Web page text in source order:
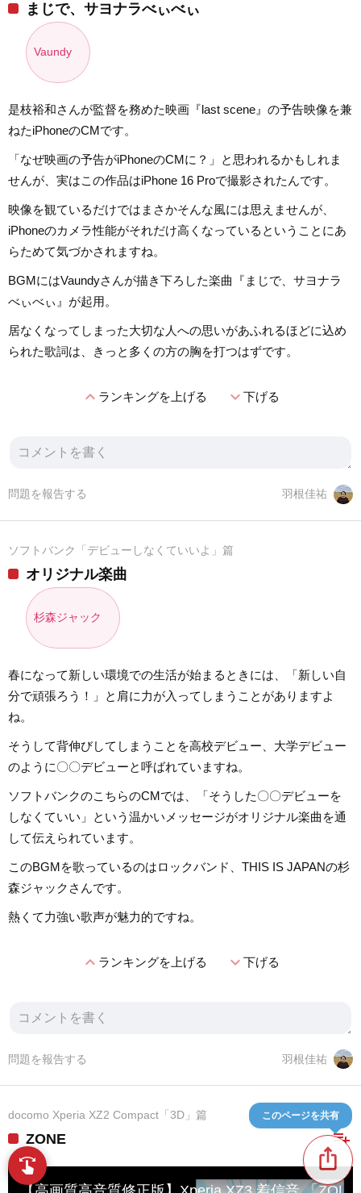
まじで、サヨナラべぃべぃ
Vaundy
是枝裕和さんが監督を務めた映画『last scene』の予告映像を兼
ねたiPhoneのCMです。
「なぜ映画の予告がiPhoneのCMに？」と思われるかもしれま
せんが、実はこの作品はiPhone 16 Proで撮影されたんです。
映像を観ているだけではまさかそんな風には思えませんが、
iPhoneのカメラ性能がそれだけ高くなっているということにあ
らためて気づかされますね。
BGMにはVaundyさんが描き下ろした楽曲『まじで、サヨナラ
べぃべぃ』が起用。
居なくなってしまった大切な人への思いがあふれるほどに込め
られた歌詞は、きっと多くの方の胸を打つはずです。
expand_lessランキングを上げる expand_more下げる
羽根佳祐
問題を報告する
ソフトバンク「デビューしなくていいよ」篇
オリジナル楽曲
杉森ジャック
春になって新しい環境での生活が始まるときには、「新しい自
分で頑張ろう！」と肩に力が入ってしまうことがありますよ
ね。
そうして背伸びしてしまうことを高校デビュー、大学デビュー
のように〇〇デビューと呼ばれていますね。
ソフトバンクのこちらのCMでは、「そうした〇〇デビューを
しなくていい」という温かいメッセージがオリジナル楽曲を通
して伝えられています。
このBGMを歌っているのはロックバンド、THIS IS JAPANの杉
森ジャックさんです。
熱くて力強い歌声が魅力的ですね。
expand_lessランキングを上げる expand_more下げる
羽根佳祐
問題を報告する
docomo Xperia XZ2 Compact「3D」篇
playlist_add
ZONE
ios_share
このページを共有
swipe 指先で音楽をブラウズ